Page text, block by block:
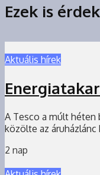
Ezek is
Aktuális hírek
A Tesco a múlt
közölte az áruházlánc
2 nap